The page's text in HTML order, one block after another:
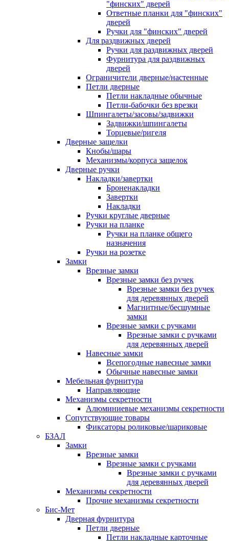
"финских" дверей
Ответные планки для "финских"
дверей
Ручки для "финских" дверей
Для раздвижных дверей
Ручки для раздвижных дверей
Фурнитура для раздвижных
дверей
Ограничители дверные/настенные
Петли дверные
Петли накладные обычные
Петли-бабочки без врезки
Шпингалеты/засовы/задвижки
Задвижки/шпингалеты
Торцевые/ригеля
Дверные защелки
Кнобы/шары
Механизмы/корпуса защелок
Дверные ручки
Накладки/завертки
Броненакладки
Завертки
Накладки
Ручки круглые дверные
Ручки на планке
Ручки на планке общего
назначения
Ручки на розетке
Замки
Врезные замки
Врезные замки без ручек
Врезные замки без ручек
для деревянных дверей
Магнитные/бесшумные
замки
Врезные замки с ручками
Врезные замки с ручками
для деревянных дверей
Навесные замки
Всепогодные навесные замки
Обычные навесные замки
Мебельная фурнитура
Направляющие
Механизмы секретности
Алюминиевые механизмы секретности
Сопутствующие товары
Фиксаторы роликовые/шариковые
БЗАЛ
Замки
Врезные замки
Врезные замки с ручками
Врезные замки с ручками
для деревянных дверей
Механизмы секретности
Прочие механизмы секретности
Бис-Мет
Дверная фурнитура
Петли дверные
Петли накладные карточные